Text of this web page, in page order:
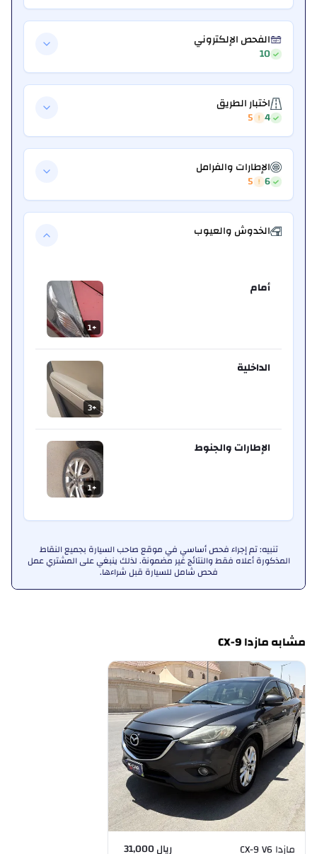
الفحص الإلكتروني
10
اختبار الطريق
4
5
الإطارات والفرامل
6
5
الخدوش والعيوب
أمام
+
1
الداخلية
+
3
الإطارات والجنوط
+
1
تنبيه: تم إجراء فحص أساسي في موقع صاحب السيارة بجميع النقاط
المذكورة أعلاه فقط والنتائج غير مضمونة. لذلك ينبغي على المشتري عمل
فحص شامل للسيارة قبل شراءها.
مشابه مازدا CX-9
مازدا CX-9 V6 ريال 31,000